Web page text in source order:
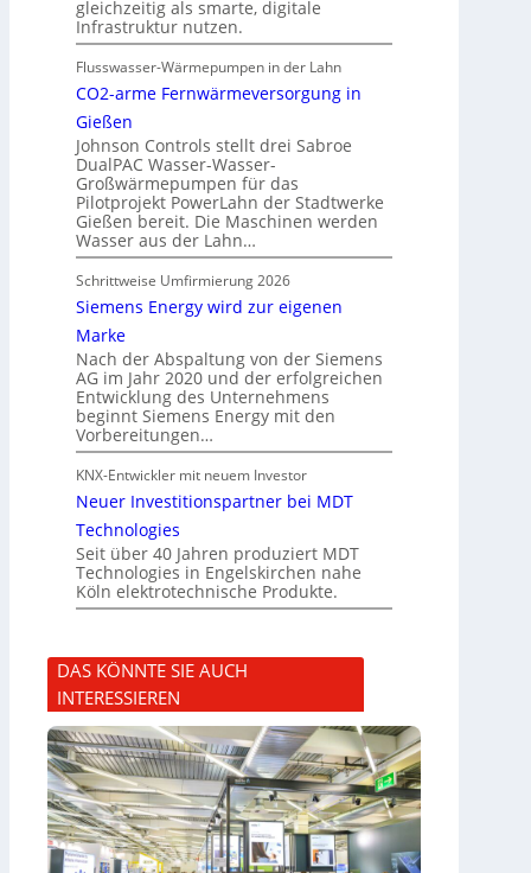
gleichzeitig als smarte, digitale
Infrastruktur nutzen.
Flusswasser-Wärmepumpen in der Lahn
CO2-arme Fernwärmeversorgung in
Gießen
Johnson Controls stellt drei Sabroe
DualPAC Wasser-Wasser-
Großwärmepumpen für das
Pilotprojekt PowerLahn der Stadtwerke
Gießen bereit. Die Maschinen werden
Wasser aus der Lahn…
Schrittweise Umfirmierung 2026
Siemens Energy wird zur eigenen
Marke
Nach der Abspaltung von der Siemens
AG im Jahr 2020 und der erfolgreichen
Entwicklung des Unternehmens
beginnt Siemens Energy mit den
Vorbereitungen…
KNX-Entwickler mit neuem Investor
Neuer Investitionspartner bei MDT
Technologies
Seit über 40 Jahren produziert MDT
Technologies in Engelskirchen nahe
Köln elektrotechnische Produkte.
DAS KÖNNTE SIE AUCH
INTERESSIEREN